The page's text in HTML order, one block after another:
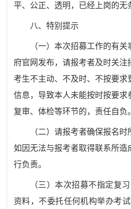
平、公正、透明，已经上岗的无
八、特别提示
（一）本次招募工作的有关
府官网 发布，请报考者及时关注
考生不主动、不及时、不按要求
信息，导致本人未能按时按要求
复审、体检等环节的，责任自负。
（二）请报考者确保报名时
如因无法与报考者取得联系所造
行负责。
（三）本次招募不指定复
资料，不委托任何机构举办考